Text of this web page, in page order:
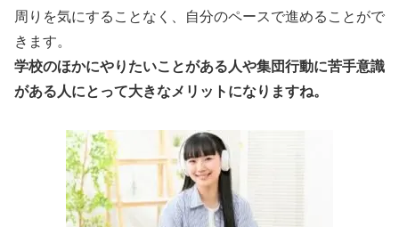
周りを気にすることなく、自分のペースで進めることがで
きます。
学校のほかにやりたいことがある人や集団行動に苦手意識
がある人にとって大きなメリットになりますね。